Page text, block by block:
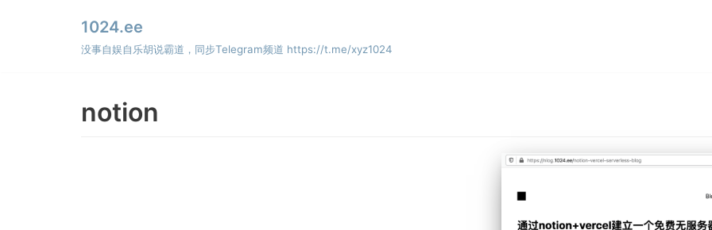
1024.ee
没事自娱自乐胡说霸道，同步Telegram频道 https://t.me/xyz1024
notion